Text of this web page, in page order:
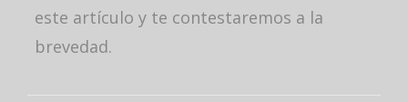
este artículo y te contestaremos a la
brevedad.